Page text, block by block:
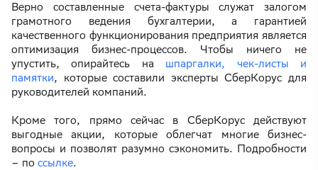
Верно составленные счета-фактуры служат залогом
грамотного ведения бухгалтерии, а гарантией
качественного функционирования предприятия является
оптимизация бизнес-процессов. Чтобы ничего не
упустить, опирайтесь на шпаргалки, чек-листы и
памятки, которые составили эксперты СберКорус для
руководителей компаний.
Кроме того, прямо сейчас в СберКорус действуют
выгодные акции, которые облегчат многие бизнес-
вопросы и позволят разумно сэкономить. Подробности
– по ссылке.